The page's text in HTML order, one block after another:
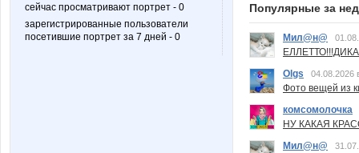
сейчас просматривают портрет - 0
зарегистрированные пользователи
посетившие портрет за 7 дней - 0
Популярные за
Мил@н@
Olgs
04.08.2026
Фото вещей из
комсомолочка
НУ КАКАЯ
Мил@н@